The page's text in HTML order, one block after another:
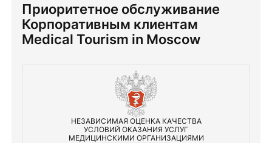
Приоритетное обслуживание
Корпоративным клиентам
Medical Tourism in Moscow
НЕЗАВИСИМАЯ ОЦЕНКА КАЧЕСТВА
УСЛОВИЙ ОКАЗАНИЯ УСЛУГ
МЕДИЦИНСКИМИ ОРГАНИЗАЦИЯМИ